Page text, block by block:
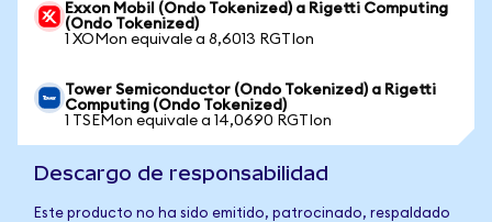
Exxon Mobil (Ondo Tokenized) a Rigetti Computing
(Ondo Tokenized)
1 XOMon equivale a 8,6013 RGTIon
Tower Semiconductor (Ondo Tokenized) a Rigetti
Computing (Ondo Tokenized)
1 TSEMon equivale a 14,0690 RGTIon
Descargo de responsabilidad
Este producto no ha sido emitido, patrocinado, respaldado